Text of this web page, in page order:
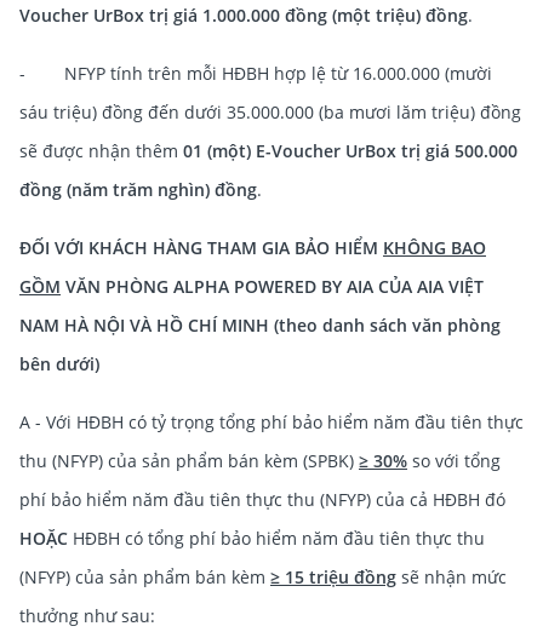
Voucher UrBox trị giá 1.000.000 đồng (một triệu) đồng.
- NFYP tính trên mỗi HĐBH hợp lệ từ 16.000.000 (mười
sáu triệu) đồng đến dưới 35.000.000 (ba mươi lăm triệu) đồng
sẽ được nhận thêm 01 (một) E-Voucher UrBox trị giá 500.000
đồng (năm trăm nghìn) đồng.
ĐỐI VỚI KHÁCH HÀNG THAM GIA BẢO HIỂM KHÔNG BAO
GỒM VĂN PHÒNG ALPHA POWERED BY AIA CỦA AIA VIỆT
NAM HÀ NỘI VÀ HỒ CHÍ MINH (theo danh sách văn phòng
bên dưới)
A - Với HĐBH có tỷ trọng tổng phí bảo hiểm năm đầu tiên thực
thu (NFYP) của sản phẩm bán kèm (SPBK) ≥ 30% so với tổng
phí bảo hiểm năm đầu tiên thực thu (NFYP) của cả HĐBH đó
HOẶC HĐBH có tổng phí bảo hiểm năm đầu tiên thực thu
(NFYP) của sản phẩm bán kèm ≥ 15 triệu đồng sẽ nhận mức
thưởng như sau: